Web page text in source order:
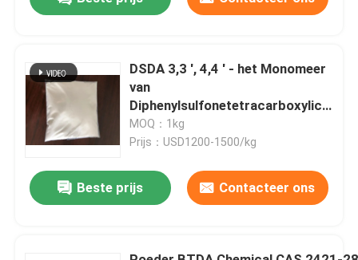
DSDA 3,3 ', 4,4 ' - het Monomeer
van
Diphenylsulfonetetracarboxylic
Dianhydride CAS 2540-99-0
Polyimide
MOQ：1kg
Prijs：USD1200-1500/kg
Beste prijs Contacteer ons